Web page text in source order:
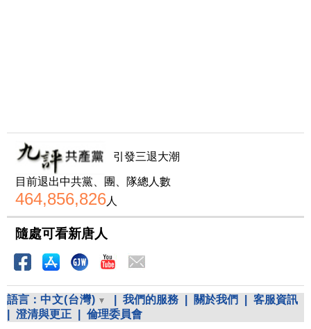
引發三退大潮
目前退出中共黨、團、隊總人數
464,856,826人
隨處可看新唐人
語言： 中文(台灣) 我們的服務 關於我們
客服資訊
澄清與更正 倫理委員會